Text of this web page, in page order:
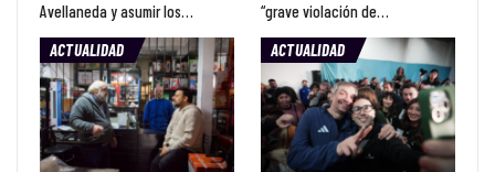
Avellaneda y asumir los…
“grave violación de…
ACTUALIDAD
ACTUALIDAD